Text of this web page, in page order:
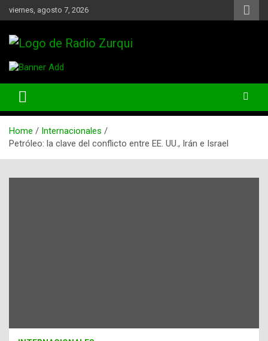
Skip
to
viernes, agosto 7, 2026
Radio Zurqui
Home
Internacionales
Petróleo: la clave del conflicto entre EE. UU., Irán e Israel